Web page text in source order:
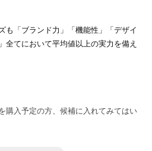
も「ブランド力」「機能性」「デザイ
全てにおいて平均値以上の実力を備え
購入予定の方、候補に入れてみてはい